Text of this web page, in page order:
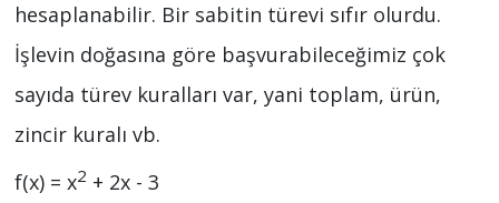
hesaplanabilir. Bir sabitin türevi sıfır olurdu.
İşlevin doğasına göre başvurabileceğimiz çok
sayıda türev kuralları var, yani toplam, ürün,
zincir kuralı vb.
f(x) = x2 + 2x - 3